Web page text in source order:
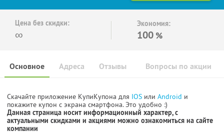
Цена без скидки:
∞
Экономия:
100 %
Основное Отзывы Вопросы по акции
Адреса
Скачайте приложение КупиКупона для IOS или Android и
покажите купон с экрана смартфона. Это удобно :)
Данная страница носит информационный характер, с
актуальными скидками и акциями можно ознакомиться на сайте
компании